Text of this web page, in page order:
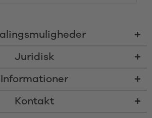
Juridisk
Informationer
Kontakt